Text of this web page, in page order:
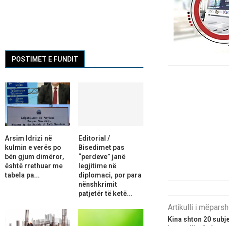
Artikulli i
Kina shton 20
POSTIMET E FUNDIT
Arsim Idrizi në
kulmin e verës po
bën gjum dimëror,
është rrethuar me
tabela pa...
Editorial /
Bisedimet pas
“perdeve” janë
legjitime në
diplomaci, por para
nënshkrimit
patjetër të ketë...